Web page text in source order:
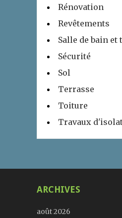
Rénovation
Revêtements
Salle de bain et
Sécurité
Sol
Terrasse
Toiture
Travaux
ARCHIVES
août 2026